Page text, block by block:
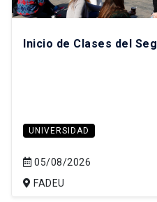
Inicio de Clases del
UNIVERSIDAD
05/08/2026
FADEU